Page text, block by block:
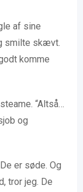
af sine
smilte skævt.
komme
“Altså…
og
er søde. Og
tror jeg. De